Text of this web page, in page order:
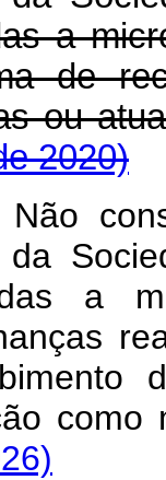
a
de
ou
2020)
da
a